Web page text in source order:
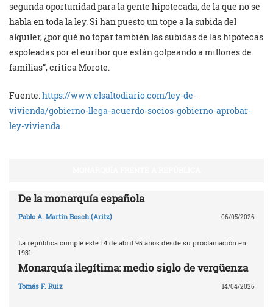
segunda oportunidad para la gente hipotecada, de la que no se
habla en toda la ley. Si han puesto un tope a la subida del
alquiler, ¿por qué no topar también las subidas de las hipotecas
espoleadas por el euríbor que están golpeando a millones de
familias”, critica Morote.
Fuente:https://www.elsaltodiario.com/ley-de-
vivienda/gobierno-llega-acuerdo-socios-gobierno-aprobar-
ley-vivienda
De la monarquía española
Pablo A. Martin Bosch (Aritz) 06/05/2026
La república cumple este 14 de abril 95 años desde su proclamación en
1931
Monarquía ilegítima: medio siglo de vergüenza
Tomás F. Ruiz 14/04/2026